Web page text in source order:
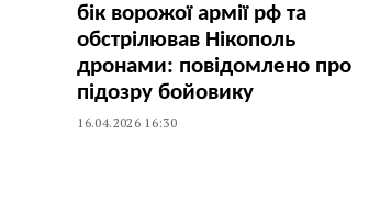
бік ворожої армії рф та
обстрілював Нікополь
дронами: повідомлено про
підозру бойовику
16.04.2026 16:30